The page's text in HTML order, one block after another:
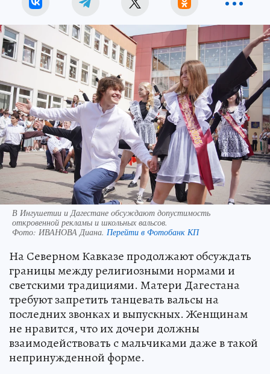
В Ингушетии и Дагестане обсуждают допустимость
откровенной рекламы и школьных вальсов.
Фото: ИВАНОВА Диана. Перейти в Фотобанк КП
На Северном Кавказе продолжают обсуждать
границы между религиозными нормами и
светскими традициями. Матери Дагестана
требуют запретить танцевать вальсы на
последних звонках и выпускных. Женщинам
не нравится, что их дочери должны
взаимодействовать с мальчиками даже в такой
непринужденной форме.